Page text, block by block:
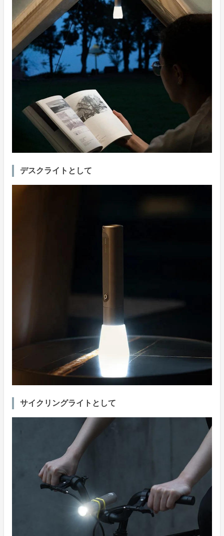
デスクライトとして
サイクリングライトとして